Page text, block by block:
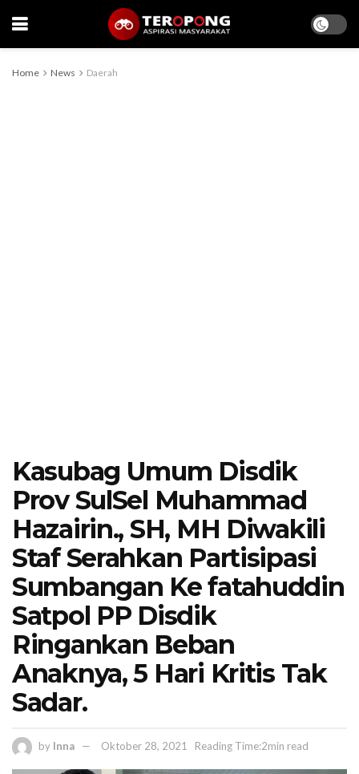
Home News Daerah
Kasubag Umum Disdik
Prov SulSel Muhammad
Hazairin., SH, MH Diwakili
Staf Serahkan Partisipasi
Sumbangan Ke fatahuddin
Satpol PP Disdik
Ringankan Beban
Anaknya, 5 Hari Kritis Tak
Sadar.
by Inna Oktober 28, 2021 Reading Time:2min read